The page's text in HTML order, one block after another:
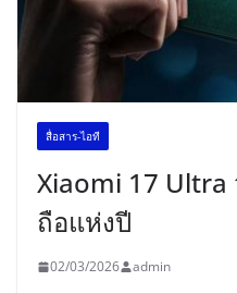
สื่อสาร-ไอที
Xiaomi 17 Ultra
ถือแห่งปี
02/03/2026 admin